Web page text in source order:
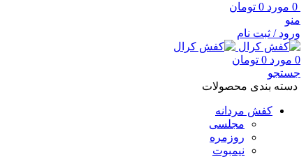
0 مورد 0 تومان
منو
ورود / ثبت نام
0 مورد 0 تومان
جستجو
دسته بندی محصولات
کفش مردانه
مجلسی
روزمره
نیمبوت